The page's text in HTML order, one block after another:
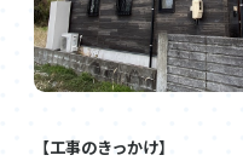
【工事のきっかけ】